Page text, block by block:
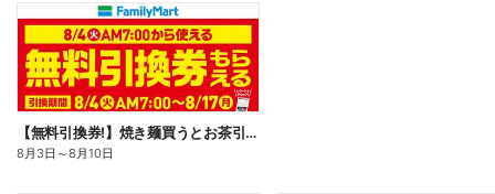
【無料引換券!】焼き麺買うとお茶引換券貰える!
8月3日 ～8月10日